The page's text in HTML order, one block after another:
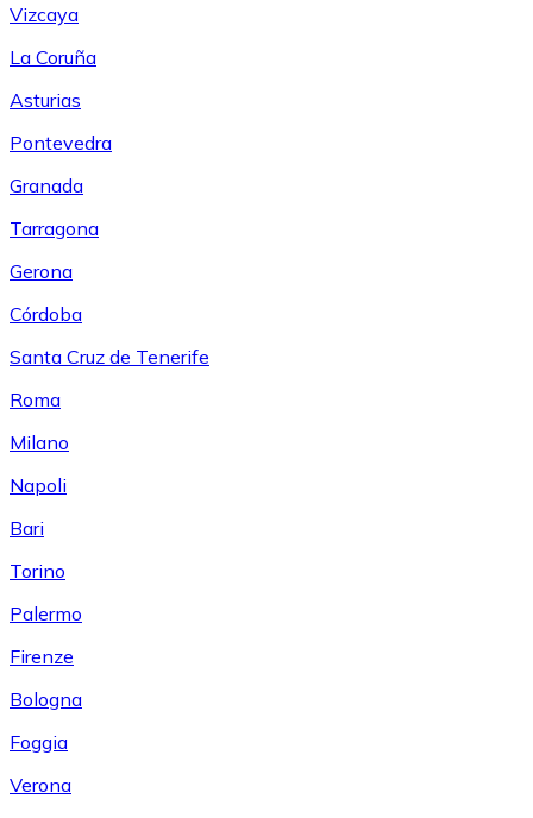
Vizcaya
La Coruña
Asturias
Pontevedra
Granada
Tarragona
Gerona
Córdoba
Santa Cruz de Tenerife
Roma
Milano
Napoli
Bari
Torino
Palermo
Firenze
Bologna
Foggia
Verona